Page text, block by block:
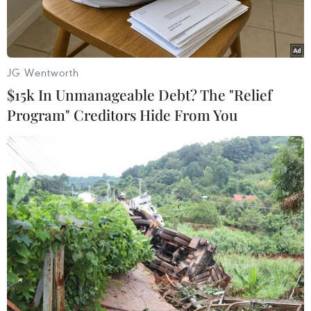
Hiện trường vụ tai nạn. (Ảnh: TTXVN phát)
Chiều 28/7, Công an xã Thường Tân (Công an
Thành phố Hồ Chí Minh) cho biết đang phối hợp
các đơn vị nghiệp vụ thuộc Công an Thành phố
JG Wentworth
$15k In Unmanageable Debt? The "Relief
Program" Creditors Hide From You